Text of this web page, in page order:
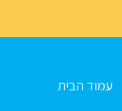
עמוד הבית